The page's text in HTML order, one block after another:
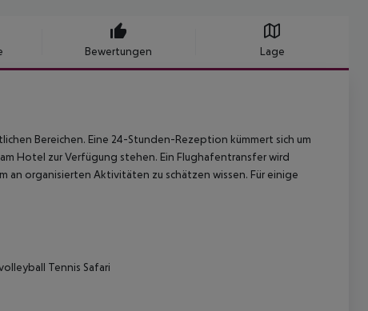
Bewertungen Lage
Bereichen. Eine 24-Stunden-Rezeption kümmert sich um
Hotel zur Verfügung stehen. Ein Flughafentransfer wird
organisierten Aktivitäten zu schätzen wissen. Für einige
Tennis Safari